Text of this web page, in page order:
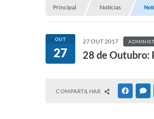
Principal Notícias
OUT
27
27 OUT 2017
28 de Outubro:
COMPARTILHAR